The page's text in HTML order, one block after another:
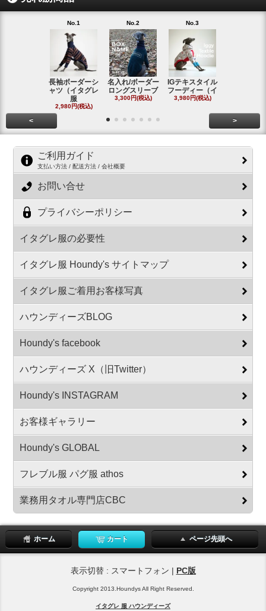
No.1
長袖ボーダーシ
ャツ（イタグレ
服
2,980円(税込)
No.2
名入れ/ボーダー
ロングスリーブ
3,300円(税込)
No.3
IGテキスタイル
フーディー（イ
3,980円(税込)
< >
ご利用ガイド
支払い方法 / 配送方法 / 会社概要
お問い合せ
プライバシーポリシー
イタグレ服の必要性
イタグレ服 Houndy's サイトマップ
イタグレ服ご着用お客様写真
ハウンディーズBLOG
Houndy's facebook
ハウンディーズ X（旧Twitter）
Houndy's INSTAGRAM
お客様ギャラリー
Houndy's GLOBAL
フレブル服 パグ服 athos
業務用タオル専門店CBC
ホーム カート ページ先頭へ
表示切替 : スマートフォン | PC版
Copyright 2013.Houndys All Right Reserved.
イタグレ 服 ハウンディーズ